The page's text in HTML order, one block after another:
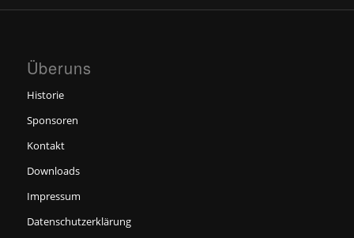
Überuns
Historie
Sponsoren
Kontakt
Downloads
Impressum
Datenschutzerklärung